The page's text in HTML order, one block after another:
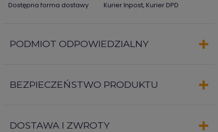
Dostępna forma dostawy Kurier Inpost, Kurier DPD
PODMIOT ODPOWIEDZIALNY
BEZPIECZEŃSTWO PRODUKTU
DOSTAWA I ZWROTY